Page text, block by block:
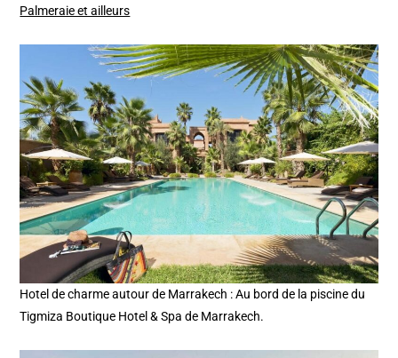
Palmeraie et ailleurs
Hotel de charme autour de Marrakech : Au bord de la piscine du
Tigmiza Boutique Hotel & Spa de Marrakech.